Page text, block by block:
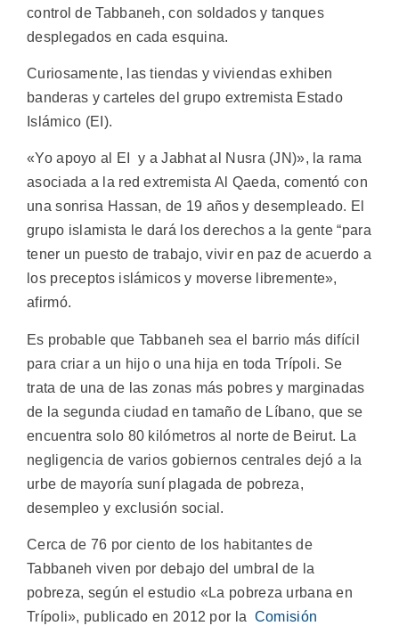
control de Tabbaneh, con soldados y tanques
desplegados en cada esquina.
Curiosamente, las tiendas y viviendas exhiben
banderas y carteles del grupo extremista Estado
Islámico (EI).
«Yo apoyo al EI y a Jabhat al Nusra (JN)», la rama
asociada a la red extremista Al Qaeda, comentó con
una sonrisa Hassan, de 19 años y desempleado. El
grupo islamista le dará los derechos a la gente “para
tener un puesto de trabajo, vivir en paz de acuerdo a
los preceptos islámicos y moverse libremente»,
afirmó.
Es probable que Tabbaneh sea el barrio más difícil
para criar a un hijo o una hija en toda Trípoli. Se
trata de una de las zonas más pobres y marginadas
de la segunda ciudad en tamaño de Líbano, que se
encuentra solo 80 kilómetros al norte de Beirut. La
negligencia de varios gobiernos centrales dejó a la
urbe de mayoría suní plagada de pobreza,
desempleo y exclusión social.
Cerca de 76 por ciento de los habitantes de
Tabbaneh viven por debajo del umbral de la
pobreza, según el estudio «La pobreza urbana en
Trípoli», publicado en 2012 por la Comisión